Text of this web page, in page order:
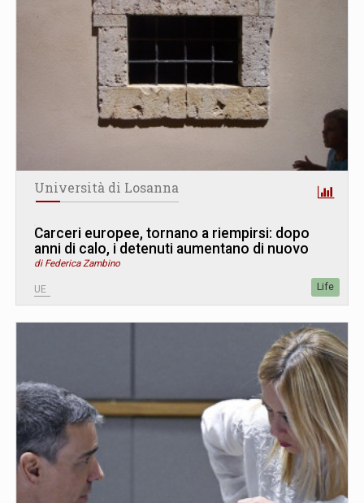
Università di Losanna
Carceri europee, tornano a riempirsi: dopo
anni di calo, i detenuti aumentano di nuovo
di Federica Zambino
UE Life